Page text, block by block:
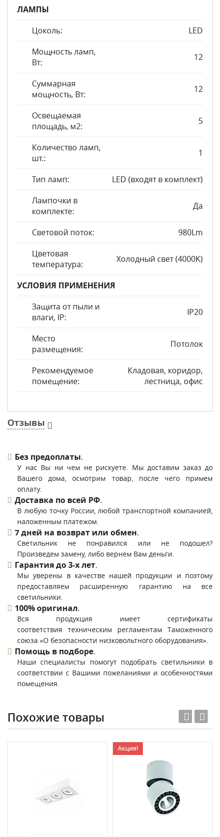
ЛАМПЫ
Цоколь:
LED
Мощность ламп,
Вт:
12
Суммарная
мощность, Вт:
12
Освещаемая
площадь, м2:
5
Количество ламп,
шт.:
1
Тип ламп:
LED (входят в комплект)
Лампочки в
комплекте:
Да
Световой поток:
980Lm
Цветовая
температура:
Холодный свет (4000K)
УСЛОВИЯ ПРИМЕНЕНИЯ
Защита от пыли и
влаги, IP:
IP20
Место
размещения:
Потолок
Рекомендуемое
помещение:
Кладовая, коридор,
лестница, офис
Отзывы
Без предоплаты.
У нас Вы ни чем не рискуете. Мы доставим заказ до
Вашего дома, осмотрим товар, после чего примем
оплату.
Доставка по всей РФ.
В любую точку России, любой транспортной компанией,
наложенным платежом.
7 дней на возврат или обмен.
Светильник не понравился или не подошел?
Произведем замену, либо вернем Вам деньги.
Гарантия до 3-х лет.
Мы уверены в качестве нашей продукции и поэтому
предоставляем расширенную гарантию на все
светильники.
100% оригинал.
Вся продукция имеет сертификаты
соответствия техническим регламентам Таможенного
союза «О безопасности низковольтного оборудования».
Помощь в подборе.
Наши специалисты помогут подобрать светильники в
соответствии с Вашими пожеланиями и особенностями
помещения.
Похожие товары
Акция!